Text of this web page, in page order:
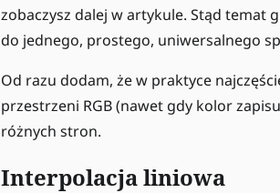
zobaczysz dalej w artykule. Stąd
do jednego, prostego, uniwersalnego
Od razu dodam, że w praktyce
przestrzeni RGB (nawet gdy kolor
różnych stron.
Interpolacja liniowa